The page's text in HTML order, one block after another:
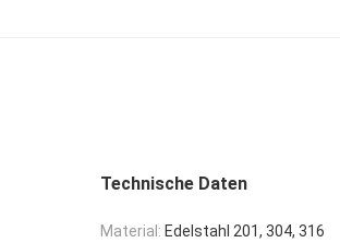
Technische Daten
Material: Edelstahl 201, 304, 316